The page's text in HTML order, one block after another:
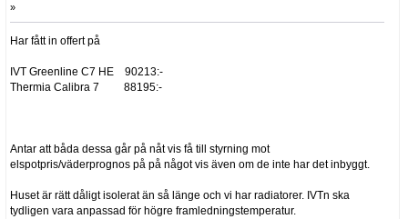
»
Har fått in offert på
IVT Greenline C7 HE 90213:-
Thermia Calibra 7 88195:-
Antar att båda dessa går på nåt vis få till styrning mot
elspotpris/väderprognos på på något vis även om de inte har det inbyggt.
Huset är rätt dåligt isolerat än så länge och vi har radiatorer. IVTn ska
tydligen vara anpassad för högre framledningstemperatur.